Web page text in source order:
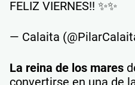
FELIZ VIERNES!! ✨✨
— Calaita
La reina de los mares
convertirse en una de